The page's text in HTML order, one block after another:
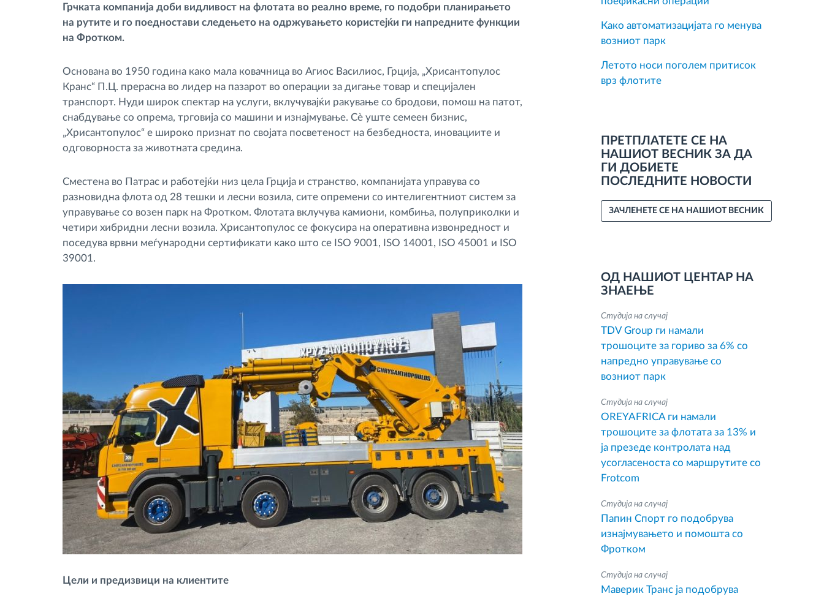
Контрола на пристап
Управување со горивото
Планирање и следење на рутите
Автоматска идентификација на
возачите
Откријте ги сите можности
Грчката компанија доби видливост на флотата во реално време, го подобри планирањето
на рутите и го поедностави следењето на одржувањето користејќи ги напредните функции
на Фротком.
Основана во 1950 година како мала ковачница во Агиос Василиос, Грција, „Хрисантопулос
Кранс“ П.Ц. прерасна во лидер на пазарот во операции за дигање товар и специјален
транспорт. Нуди широк спектар на услуги, вклучувајќи ракување со бродови, помош на патот,
снабдување со опрема, трговија со машини и изнајмување. Сè уште семеен бизнис,
„Хрисантопулос“ е широко признат по својата посветеност на безбедноста, иновациите и
одговорноста за животната средина.
Сместена во Патрас и работејќи низ цела Грција и странство, компанијата управува со
разновидна флота од 28 тешки и лесни возила, сите опремени со интелигентниот систем за
управување со возен парк на Фротком. Флотата вклучува камиони, комбиња, полуприколки и
четири хибридни лесни возила. Хрисантопулос се фокусира на оперативна извонредност и
поседува врвни меѓународни сертификати како што се ISO 9001, ISO 14001, ISO 45001 и ISO
39001.
Цели и предизвици на клиентите
Како автоматизацијата го менува
возниот парк
Летото носи поголем притисок
врз флотите
ПРЕТПЛАТЕТЕ СЕ НА
НАШИОТ ВЕСНИК ЗА ДА
ГИ ДОБИЕТЕ
ПОСЛЕДНИТЕ НОВОСТИ
ЗАЧЛЕНЕТЕ СЕ НА НАШИОТ ВЕСНИК
ОД НАШИОТ ЦЕНТАР НА
ЗНАЕЊЕ
Студија на случај
TDV Group ги намали
трошоците за гориво за 6% со
напредно управување со
возниот парк
Студија на случај
OREYAFRICA ги намали
трошоците за флотата за 13% и
ја презеде контролата над
усогласеноста со маршрутите со
Frotcom
Студија на случај
Папин Спорт го подобрува
изнајмувањето и помошта со
Фротком
Студија на случај
Маверик Транс ја подобрува